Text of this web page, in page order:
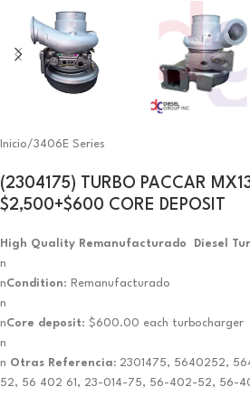
Inicio/3406E Series
(2304175) TURBO PACCAR
$2,500+$600 CORE DEPOSIT
High Quality Remanufacturado Diesel
n
nCondition: Remanufacturado
n
nCore deposit: $600.00 each turbocharger
n
n Otras Referencia: 2301475, 5640252,
52, 56 402 61, 23-014-75, 56-402-52, 56-